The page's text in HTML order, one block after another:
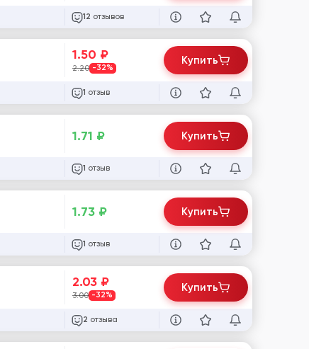
12 отзывов
1.50 ₽
2.20 -32%
1 отзыв
Купить
1.71 ₽
1 отзыв
Купить
1.73 ₽
1 отзыв
Купить
2.03 ₽
3.00 -32%
2 отзыва
Купить